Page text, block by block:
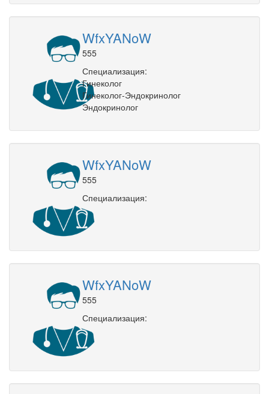
WfxYANoW
555
Специализация:
Гинеколог
Гинеколог-Эндокринолог
Эндокринолог
WfxYANoW
555
Специализация:
WfxYANoW
555
Специализация: